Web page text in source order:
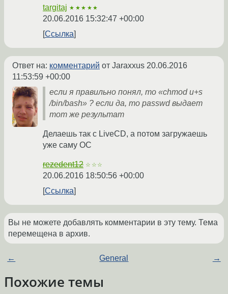
targitaj ★★★★★
20.06.2016 15:32:47 +00:00
Ссылка
Ответ на: комментарий от Jaraxxus 20.06.2016
11:53:59 +00:00
если я правильно понял, то «chmod u+s
/bin/bash» ? если да, то passwd выдает
тот же результат
Делаешь так с LiveCD, а потом загружаешь
уже саму ОС
rezedent12 ☆☆☆
20.06.2016 18:50:56 +00:00
Ссылка
Вы не можете добавлять комментарии в эту тему. Тема
перемещена в архив.
← General →
Похожие темы